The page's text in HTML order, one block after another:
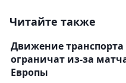
Читайте также
Движение транспорта
ограничат из-за
Европы